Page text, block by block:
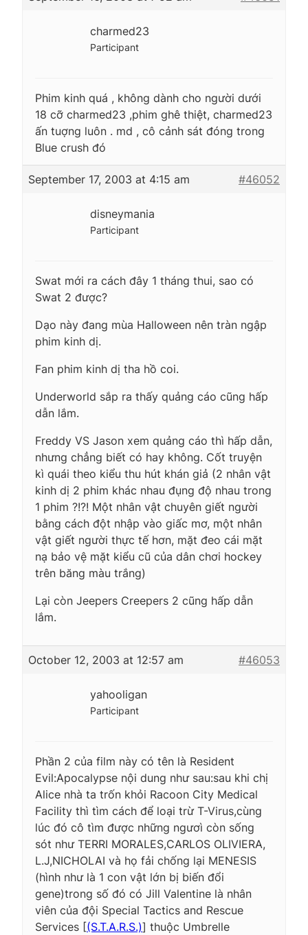
charmed23
Participant
Phim kinh quá , không dành cho người dưới
18 cỡ charmed23 ,phim ghê thiệt, charmed23
ấn tuợng luôn . md , cô cảnh sát đóng trong
Blue crush đó
September 17, 2003 at 4:15 am #46052
disneymania
Participant
Swat mới ra cách đây 1 tháng thui, sao có
Swat 2 được?
Dạo này đang mùa Halloween nên tràn ngập
phim kinh dị.
Fan phim kinh dị tha hồ coi.
Underworld sắp ra thấy quảng cáo cũng hấp
dẫn lắm.
Freddy VS Jason xem quảng cáo thì hấp dẫn,
nhưng chẳng biết có hay không. Cốt truyện
kì quái theo kiểu thu hút khán giả (2 nhân vật
kinh dị 2 phim khác nhau đụng độ nhau trong
1 phim ?!?! Một nhân vật chuyên giết người
bằng cách đột nhập vào giấc mơ, một nhân
vật giết người thực tế hơn, mặt đeo cái mặt
nạ bảo vệ mặt kiểu cũ của dân chơi hockey
trên băng màu trắng)
Lại còn Jeepers Creepers 2 cũng hấp dẫn
lắm.
October 12, 2003 at 12:57 am #46053
yahooligan
Participant
Phần 2 của film này có tên là Resident
Evil:Apocalypse nội dung như sau:sau khi chị
Alice nhà ta trốn khỏi Racoon City Medical
Facility thì tìm cách để loại trừ T-Virus,cùng
lúc đó cô tìm được những ngươì còn sống
sót như TERRI MORALES,CARLOS OLIVIERA,
L.J,NICHOLAI và họ fải chống lại MENESIS
(hình như là 1 con vật lớn bị biến đổi
gene)trong số đó có Jill Valentine là nhân
viên của đội Special Tactics and Rescue
Services [(S.T.A.R.S.)] thuộc Umbrelle